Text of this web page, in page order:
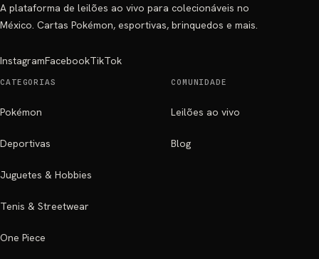
A plataforma de leilões ao vivo para colecionáveis no
México. Cartas Pokémon, esportivas, brinquedos e mais.
InstagramFacebookTikTok
CATEGORIAS
Pokémon
Deportivas
Juguetes & Hobbies
Tenis & Streetwear
One Piece
COMUNIDADE
Leilões ao vivo
Blog